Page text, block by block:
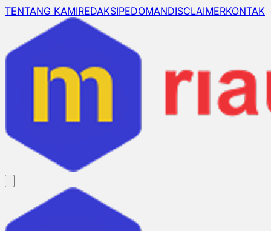
TENTANG KAMIREDAKSIPEDOMANDISCLAIMERKONTAK